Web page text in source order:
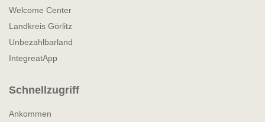
Welcome Center
Landkreis Görlitz
Unbezahlbarland
IntegreatApp
Schnellzugriff
Ankommen